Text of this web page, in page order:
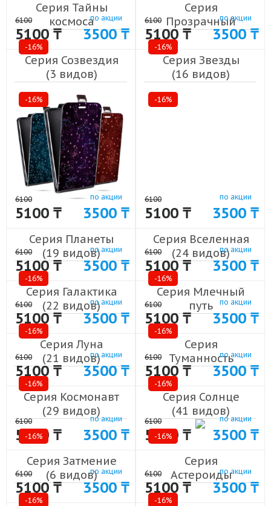
Серия Тайны
космоса
(30 видов)
-16%
6100
5100 ₸
по акции
3500 ₸
Серия
Прозрачный
космос
(32 видов)
-16%
6100
5100 ₸
по акции
3500 ₸
Серия Созвездия
(3 видов)
-16%
6100
5100 ₸
по акции
3500 ₸
Серия Звезды
(16 видов)
-16%
6100
5100 ₸
по акции
3500 ₸
Серия Планеты
(19 видов)
-16%
6100
5100 ₸
по акции
3500 ₸
Серия Вселенная
(24 видов)
-16%
6100
5100 ₸
по акции
3500 ₸
Серия Галактика
(22 видов)
-16%
6100
5100 ₸
по акции
3500 ₸
Серия Млечный
путь
(10 видов)
-16%
6100
5100 ₸
по акции
3500 ₸
Серия Луна
(21 видов)
-16%
6100
5100 ₸
по акции
3500 ₸
Серия
Туманность
(9 видов)
-16%
6100
5100 ₸
по акции
3500 ₸
Серия Космонавт
(29 видов)
-16%
6100
5100 ₸
по акции
3500 ₸
Серия Солнце
(41 видов)
-16%
6100
5100 ₸
по акции
3500 ₸
Серия Затмение
(6 видов)
-16%
6100
5100 ₸
по акции
3500 ₸
Серия
Астероиды
(20 видов)
-16%
6100
5100 ₸
по акции
3500 ₸